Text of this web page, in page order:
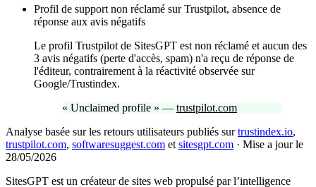
Profil de support non réclamé sur Trustpilot, absence de
réponse aux avis négatifs
Le profil Trustpilot de SitesGPT est non réclamé et aucun des
3 avis négatifs (perte d'accès, spam) n'a reçu de réponse de
l'éditeur, contrairement à la réactivité observée sur
Google/Trustindex.
« Unclaimed profile » — trustpilot.com
Analyse basée sur les retours utilisateurs publiés surtrustindex.io,
trustpilot.com, softwaresuggest.com et sitesgpt.com · Mise a jour le
28/05/2026
SitesGPT est un créateur de sites web propulsé par l’intelligence